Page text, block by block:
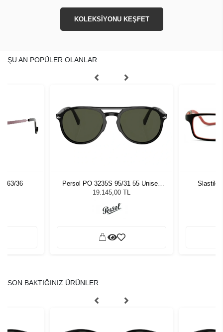
KOLEKSİYONU KEŞFET
ŞU AN POPÜLER OLANLAR
C63/36
Persol PO 3235S 95/31 55 Unisex
Güneş Gözlüğü
19.145,00 TL
Slastik
SON BAKTIĞINIZ ÜRÜNLER